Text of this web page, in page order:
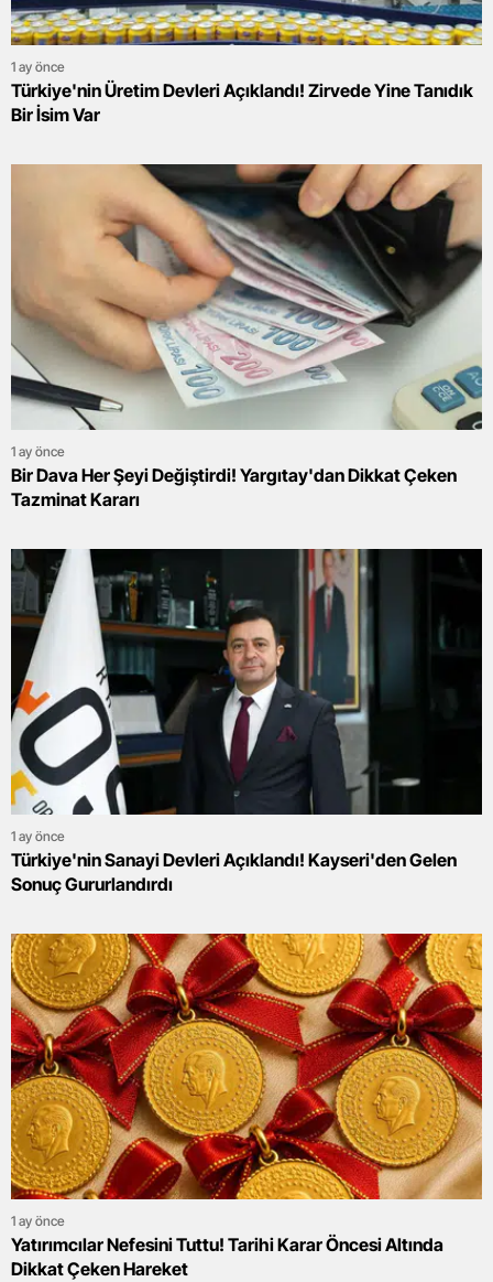
1 ay önce
Türkiye'nin Üretim Devleri Açıklandı! Zirvede Yine Tanıdık
Bir İsim Var
1 ay önce
Bir Dava Her Şeyi Değiştirdi! Yargıtay'dan Dikkat Çeken
Tazminat Kararı
1 ay önce
Türkiye'nin Sanayi Devleri Açıklandı! Kayseri'den Gelen
Sonuç Gururlandırdı
1 ay önce
Yatırımcılar Nefesini Tuttu! Tarihi Karar Öncesi Altında
Dikkat Çeken Hareket